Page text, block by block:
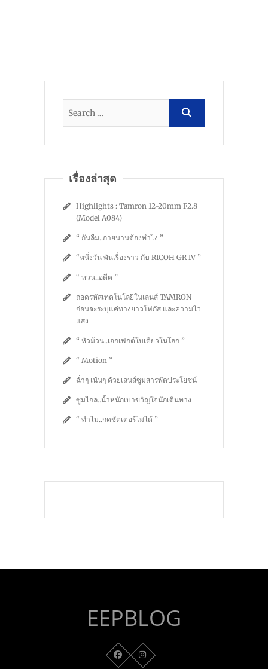
เรื่องล่าสุด
Highlights : Tamron 12-20mm F2.8
(Model A084)
“ กันลืม..ถ่ายนานต้องทำไง ”
“หนึ่งวัน พันเรื่องราว กับ RICOH GR IV ”
“ หวน..อดีต ”
ถอดรหัสเทคโนโลยีในเลนส์ TAMRON
ก่อนจะระบุแค่ทางยาวโฟกัส และความไว
แสง
“ หัวม้วน..เอกเฟกต์ใบเดียวในโลก ”
“ Motion ”
ฉ่ำๆ เน้นๆ ด้วยเลนส์ซูมสารพัดประโยชน์
ซูมไกล..น้ำหนักเบาขวัญใจนักเดินทาง
“ ทำไม..กดชัตเตอร์ไม่ได้ ”
EEPBLOG